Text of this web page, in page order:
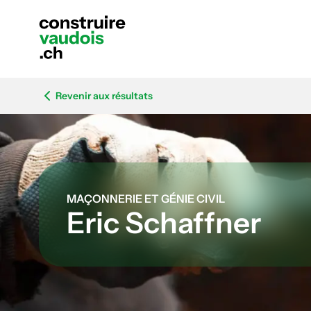
Revenir aux résultats
MAÇONNERIE ET GÉNIE CIVIL
Eric Schaffner